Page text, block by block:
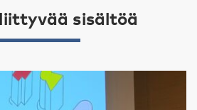
sisältöä